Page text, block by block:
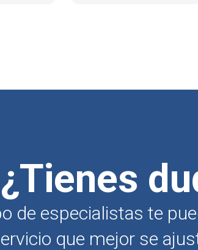
¿Tienes
de especialistas te
que mejor se